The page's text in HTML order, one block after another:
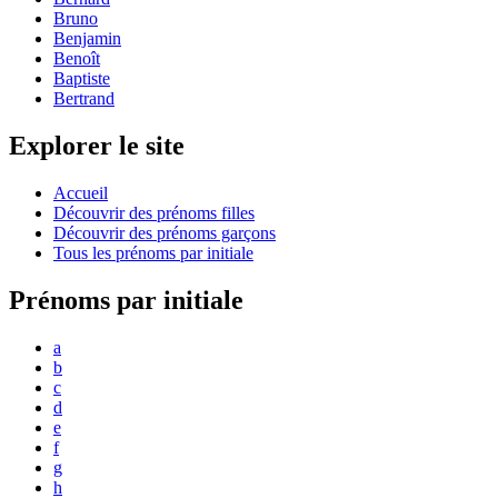
Bruno
Benjamin
Benoît
Baptiste
Bertrand
Explorer le site
Accueil
Découvrir des prénoms filles
Découvrir des prénoms garçons
Tous les prénoms par initiale
Prénoms par initiale
a
b
c
d
e
f
g
h